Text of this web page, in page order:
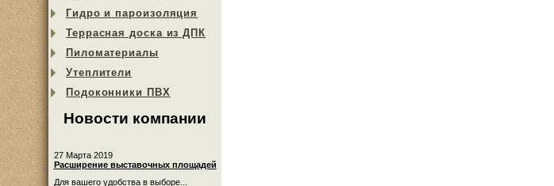
Гидро и пароизоляция
Террасная доска из ДПК
Пиломатериалы
Утеплители
Подоконники ПВХ
Новости компании
27 Марта 2019
Расширение выставочных площадей
Для вашего удобства в выборе...